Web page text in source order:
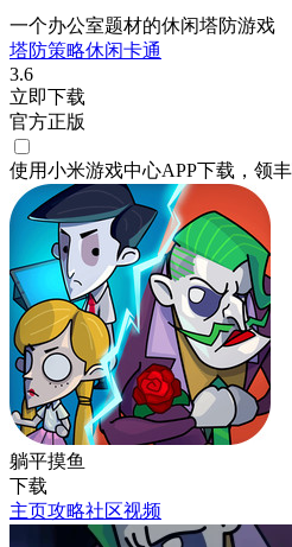
一个办公室题材的休闲塔防游戏
塔防策略休闲卡通
3.6
立即下载
官方正版
使用小米游戏中心APP下载 ，领
躺平摸鱼
下载
主页攻略社区视频